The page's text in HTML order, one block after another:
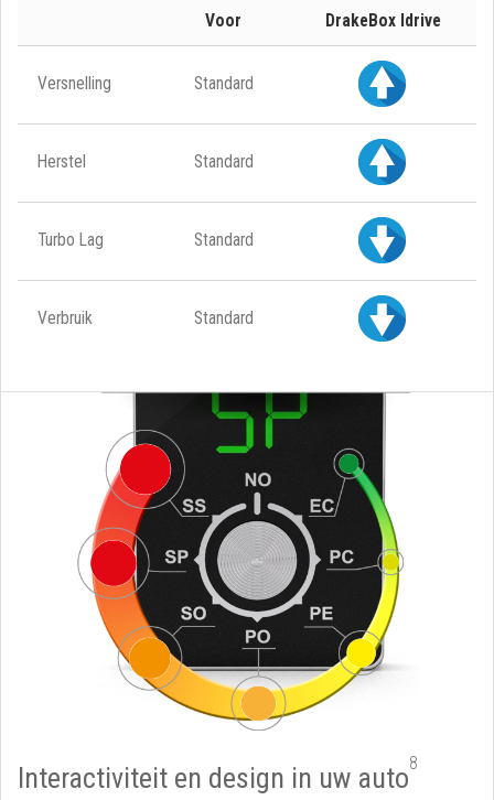
Voor DrakeBox Idrive
Versnelling Standard
Herstel Standard
Turbo Lag Standard
Verbruik Standard
Interactiviteit en design in uw auto8